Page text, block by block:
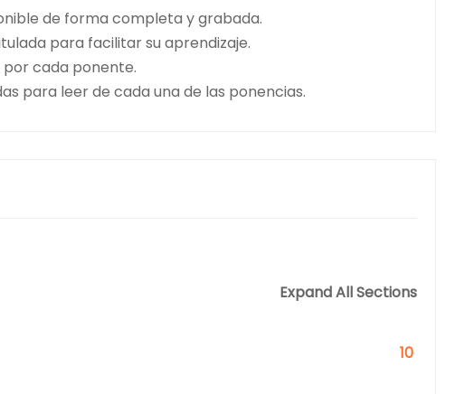
de forma completa y grabada.
para facilitar su aprendizaje.
cada ponente.
para leer de cada una de las ponencias.
Expand All Sections
10